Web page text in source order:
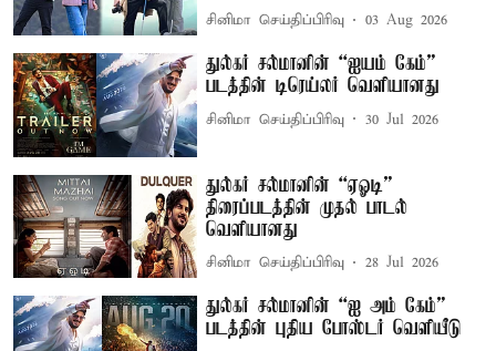
சினிமா செய்திப்பிரிவு 03 Aug 2026
துல்கர் சல்மானின் “ஐயம் கேம்”
படத்தின் டிரெய்லர் வெளியானது
சினிமா செய்திப்பிரிவு 30 Jul 2026
துல்கர் சல்மானின் “ஏஓடி”
திரைப்படத்தின் முதல் பாடல்
வெளியானது
சினிமா செய்திப்பிரிவு 28 Jul 2026
துல்கர் சல்மானின் “ஐ அம் கேம்”
படத்தின் புதிய போஸ்டர் வெளியீடு